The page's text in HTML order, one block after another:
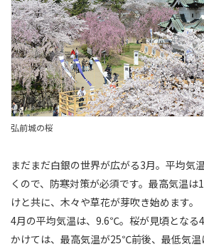
弘前城の桜
まだまだ白銀の世界が広がる3月。平均気
くので、防寒対策が必須です。最高気温
けと共に、木々や草花が芽吹き始めます。
4月の平均気温は、9.6℃。桜が見頃となる
かけては、最高気温が25℃前後、最低気